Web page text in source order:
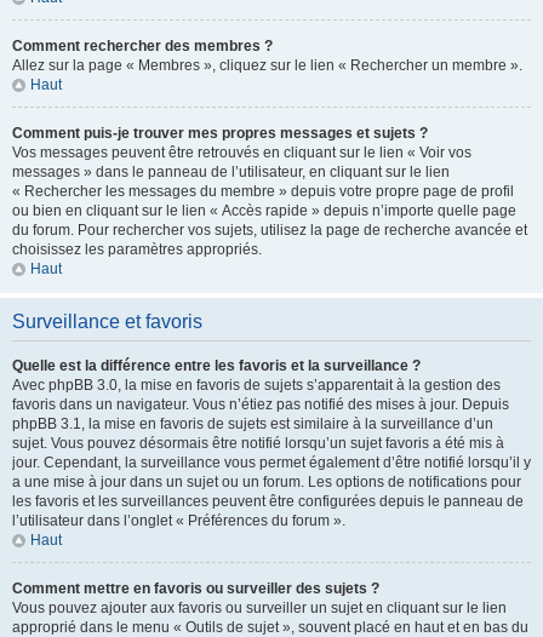
Comment rechercher des membres ?
Allez sur la page « Membres », cliquez sur le lien « Rechercher un membre ».
Haut
Comment puis-je trouver mes propres messages et sujets ?
Vos messages peuvent être retrouvés en cliquant sur le lien « Voir vos
messages » dans le panneau de l’utilisateur, en cliquant sur le lien
« Rechercher les messages du membre » depuis votre propre page de profil
ou bien en cliquant sur le lien « Accès rapide » depuis n’importe quelle page
du forum. Pour rechercher vos sujets, utilisez la page de recherche avancée et
choisissez les paramètres appropriés.
Haut
Surveillance et favoris
Quelle est la différence entre les favoris et la surveillance ?
Avec phpBB 3.0, la mise en favoris de sujets s’apparentait à la gestion des
favoris dans un navigateur. Vous n’étiez pas notifié des mises à jour. Depuis
phpBB 3.1, la mise en favoris de sujets est similaire à la surveillance d’un
sujet. Vous pouvez désormais être notifié lorsqu’un sujet favoris a été mis à
jour. Cependant, la surveillance vous permet également d’être notifié lorsqu’il y
a une mise à jour dans un sujet ou un forum. Les options de notifications pour
les favoris et les surveillances peuvent être configurées depuis le panneau de
l’utilisateur dans l’onglet « Préférences du forum ».
Haut
Comment mettre en favoris ou surveiller des sujets ?
Vous pouvez ajouter aux favoris ou surveiller un sujet en cliquant sur le lien
approprié dans le menu « Outils de sujet », souvent placé en haut et en bas du